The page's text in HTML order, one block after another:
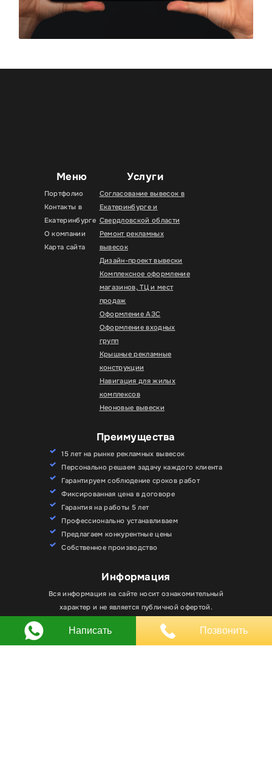
Меню
Портфолио
Контакты в
Екатеринбурге
О компании
Карта сайта
Услуги
Согласование вывесок в
Екатеринбурге и
Свердловской области
Ремонт рекламных
вывесок
Дизайн-проект вывески
Комплексное оформление
магазинов, ТЦ и мест
продаж
Оформление АЗС
Оформление входных
групп
Крышные рекламные
конструкции
Навигация для жилых
комплексов
Неоновые вывески
Преимущества
15 лет на рынке рекламных вывесок
Персонально решаем задачу каждого клиента
Гарантируем соблюдение сроков работ
Фиксированная цена в договоре
Гарантия на работы 5 лет
Профессионально устанавливаем
Предлагаем конкурентные цены
Собственное производство
Информация
Вся информация на сайте носит ознакомительный
характер и не является публичной офертой.
Любое использование материалов, элементов
дизайна и оформления, в том числе копирование
файлы cookie. Вы всегда можете отключить файлы
cookie в настройках браузера.
Хорошо
Написать Позвонить